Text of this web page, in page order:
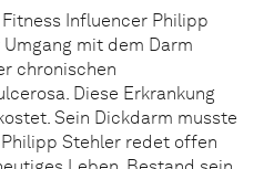
Influencer Philipp
mit dem Darm
chronischen
Diese Erkrankung
Sein Dickdarm musste
Stehler redet offen